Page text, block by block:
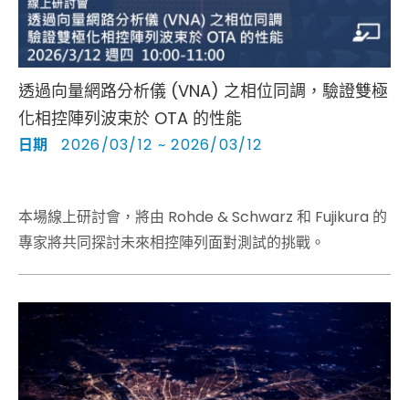
透過向量網路分析儀 (VNA) 之相位同調，驗證雙極
化相控陣列波束於 OTA 的性能
日期 2026/03/12 ~ 2026/03/12
本場線上研討會，將由 Rohde & Schwarz 和 Fujikura 的
專家將共同探討未來相控陣列面對測試的挑戰。